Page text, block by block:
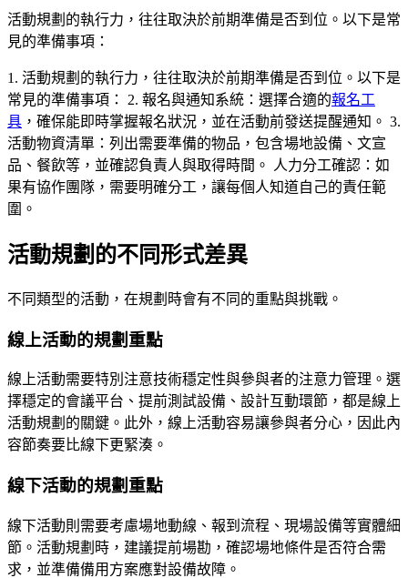
活動規劃的執行力，往往取決於前期準備是否到位。以下是常
見的準備事項：
1. 活動規劃的執行力，往往取決於前期準備是否到位。以下是
常見的準備事項： 2. 報名與通知系統：選擇合適的報名工
具 ，確保能即時掌握報名狀況，並在活動前發送提醒通知。 3.
活動物資清單：列出需要準備的物品，包含場地設備、文宣
品、餐飲等，並確認負責人與取得時間。 人力分工確認：如
果有協作團隊，需要明確分工，讓每個人知道自己的責任範
圍。
活動規劃的不同形式差異
不同類型的活動，在規劃時會有不同的重點與挑戰。
線上活動的規劃重點
線上活動需要特別注意技術穩定性與參與者的注意力管理。選
擇穩定的會議平台、提前測試設備、設計互動環節，都是線上
活動規劃的關鍵。此外，線上活動容易讓參與者分心，因此內
容節奏要比線下更緊湊。
線下活動的規劃重點
線下活動則需要考慮場地動線、報到流程、現場設備等實體細
節。活動規劃時，建議提前場勘，確認場地條件是否符合需
求，並準備備用方案應對設備故障。